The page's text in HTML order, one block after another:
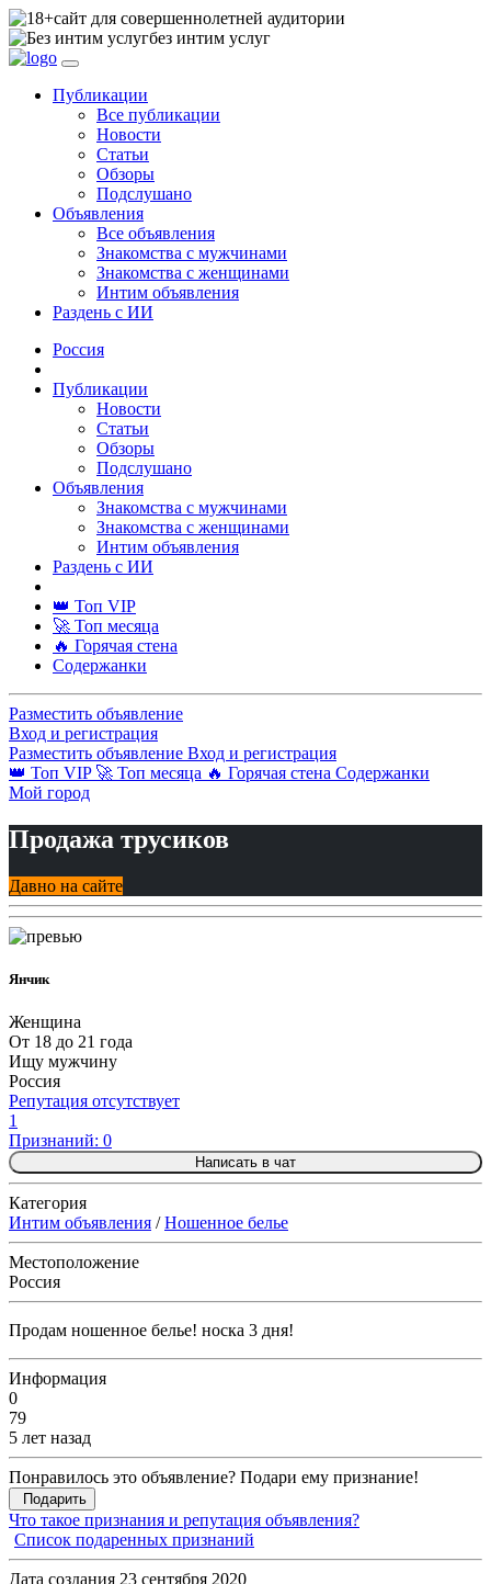
сайт для совершеннолетней аудитории
без интим услуг
Публикации
Все публикации
Новости
Статьи
Обзоры
Подслушано
Объявления
Все объявления
Знакомства с мужчинами
Знакомства с женщинами
Интим объявления
Раздень с ИИ
Россия
Публикации
Новости
Статьи
Обзоры
Подслушано
Объявления
Знакомства с мужчинами
Знакомства с женщинами
Интим объявления
Раздень с ИИ
👑 Топ VIP
🚀 Топ месяца
🔥 Горячая стена
Содержанки
Разместить объявление
Вход и регистрация
Разместить объявление Вход и регистрация
👑 Топ VIP 🚀 Топ месяца 🔥 Горячая стена Содержанки
Мой город
Продажа трусиков
Давно на сайте
Янчик
Женщина
От 18 до 21 года
Ищу мужчину
Россия
Репутация отсутствует
1
Признаний: 0
Написать в чат
Категория
Интим объявления /Ношенное белье
Местоположение
Россия
Продам ношенное белье! носка 3 дня!
Информация
0
79
5 лет назад
Понравилось это объявление? Подари ему признание!
Подарить
Что такое признания и репутация объявления?
Список подаренных признаний
Дата создания 23 сентября 2020